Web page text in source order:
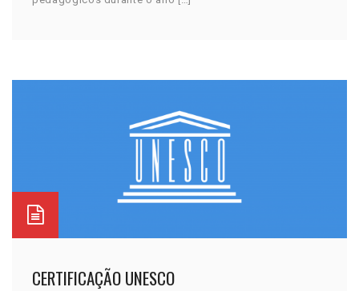
CERTIFICAÇÃO UNESCO